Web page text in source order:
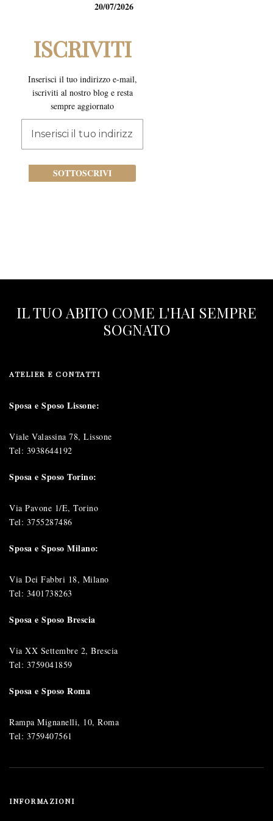
20/07/2026
ISCRIVITI
Inserisci il tuo indirizzo e-mail,
iscriviti al nostro blog e resta
sempre aggiornato
alla
nostra
newsletter:
SOTTOSCRIVI
IL TUO ABITO COME L'HAI SEMPRE
SOGNATO
ATELIER E CONTATTI
Sposa e Sposo Lissone:
Viale Valassina 78, Lissone
Tel: 3938644192
Sposa e Sposo Torino:
Via Pavone 1/E, Torino
Tel: 3755287486
Sposa e Sposo Milano:
Via Dei Fabbri 18, Milano
Tel: 3401738263
Sposa e Sposo Brescia
Via XX Settembre 2, Brescia
Tel: 3759041859
Sposa e Sposo Roma
Rampa Mignanelli, 10, Roma
Tel: 3759407561
INFORMAZIONI